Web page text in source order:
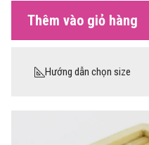
Thêm vào giỏ hàng
Hướng dẫn chọn size